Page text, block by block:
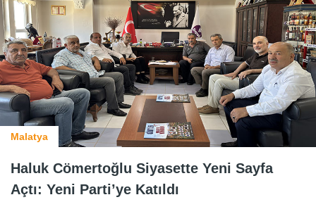
Malatya
Haluk Cömertoğlu Siyasette Yeni Sayfa
Açtı: Yeni Parti’ye Katıldı